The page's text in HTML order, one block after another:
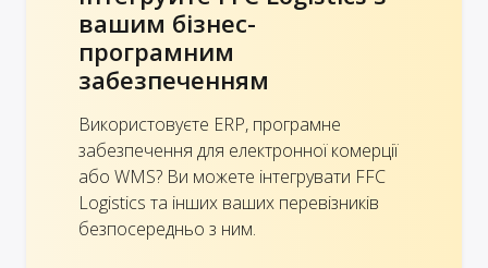
вашим бізнес-
програмним
забезпеченням
Використовуєте ERP, програмне
забезпечення для електронної комерції
або WMS? Ви можете інтегрувати FFC
Logistics та інших ваших перевізників
безпосередньо з ним.